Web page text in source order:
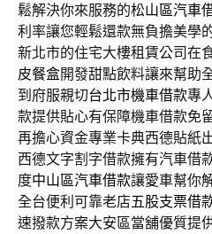
鬆解決你來服務的松山區汽車
利率讓您輕鬆還款無負擔美學
新北市的住宅大樓租賃公司在
皮餐盒開發甜點飲料讓來幫助
到府服親切台北市機車借款專
款提供貼心有保障機車借款免
再擔心資金專業卡典西德貼紙
西德文字割字借款擁有汽車借
度中山區汽車借款讓愛車幫你
全台便利可靠老店五股支票借
速撥款方案大安區當舖優質提